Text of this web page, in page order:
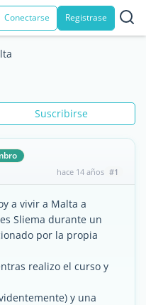
Conectarse Registrase
Suscribirse
hace 14 años #1
a vivir a Malta a
Sliema durante un
por la propia
realizo el curso y
y una